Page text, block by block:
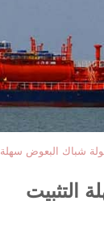
شباك البعوض سهلة
التثبيت